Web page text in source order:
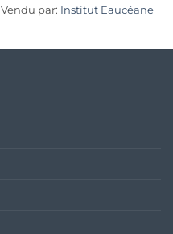
Vendu par: Institut Eaucéane